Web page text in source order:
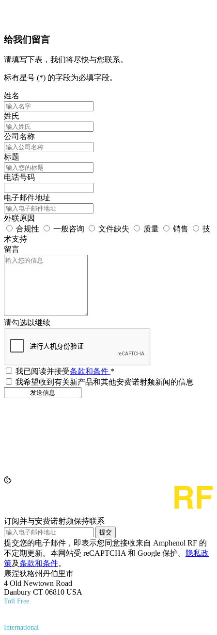
给我们留言
请填写下表，我们将尽快与您联系。
标有星号 (*) 的字段为必填字段。
姓名
姓氏
公司名称
标题
电话号码
电子邮件地址
外联原因
合规性
一般咨询 文件缺失 质量 销售
技
术支持
留言
请勾选以继续
我已阅读并接受条款和条件 *
我希望收到有关新产品和其他安费诺射频新闻的信息
订阅并与安费诺射频保持联系
提交
提交您的电子邮件，即表示您同意接收来自 Amphenol RF 的
不定期更新。本网站受 reCAPTCHA 和 Google 保护。
隐私政
策及条款和条件。
康涅狄格州丹伯里市
4 Old Newtown Road
Danbury CT 06810 USA
Toll Free
International